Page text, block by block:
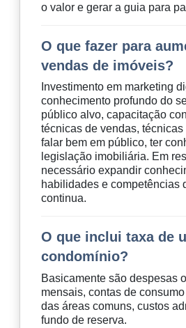
o valor e gerar a guia para
O que fazer para
vendas de imóveis?
Investimento em marketing
conhecimento profundo do
público alvo, capacitação
técnicas de vendas,
falar bem em público, ter
legislação imobiliária. Em
necessário expandir
habilidades e competências
continua.
O que inclui taxa de
condomínio?
Basicamente são despesas
mensais, contas de
das áreas comuns, custos
fundo de reserva.